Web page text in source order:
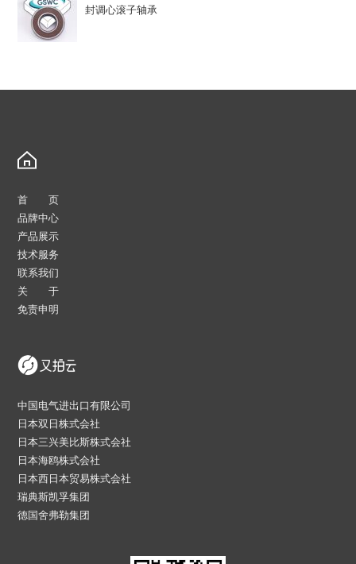
封调心滚子轴承
首 页
品牌中心
产品展示
技术服务
联系我们
关 于
免责申明
中国电气进出口有限公司
日本双日株式会社
日本三兴美比斯株式会社
日本海鸥株式会社
日本西日本贸易株式会社
瑞典斯凯孚集团
德国舍弗勒集团